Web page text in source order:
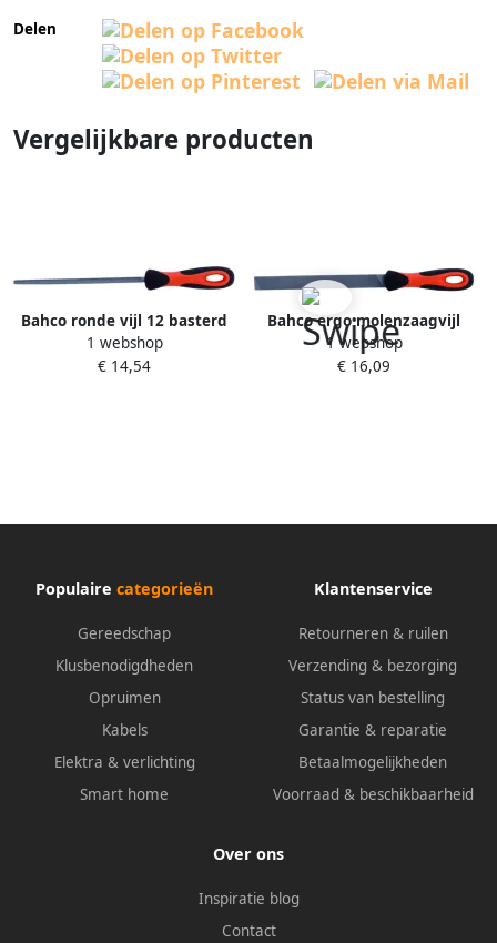
Delen
Vergelijkbare producten
Bahco ronde vijl 12 basterd
hecht | 1-230-12-1-2
1 webshop
€ 14,54
Bahco ergo molenzaagvijl
hecht 10 | 4-140-10-1-2
1 webshop
€ 16,09
Populaire categorieën
Gereedschap
Klusbenodigdheden
Opruimen
Kabels
Elektra & verlichting
Smart home
Klantenservice
Retourneren & ruilen
Verzending & bezorging
Status van bestelling
Garantie & reparatie
Betaalmogelijkheden
Voorraad & beschikbaarheid
Over ons
Inspiratie blog
Contact